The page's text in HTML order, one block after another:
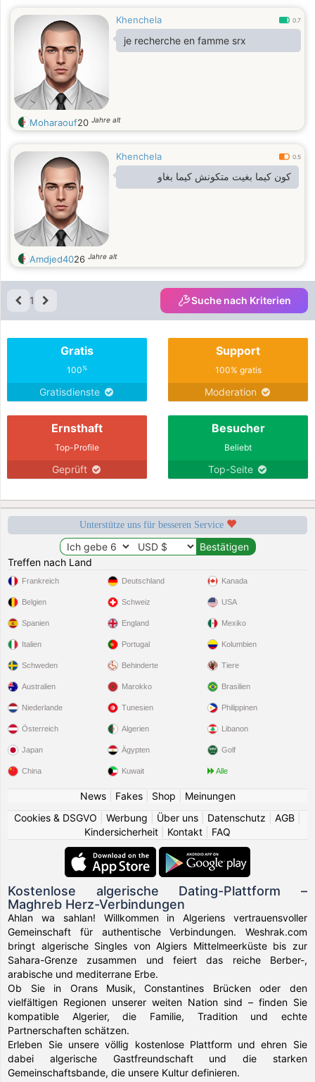
Khenchela 0.7
je recherche en famme srx
Moharaouf20 Jahre alt
Khenchela 0.5
كون كيما بغيت متكونش كيما بغاو
Amdjed4026 Jahre alt
1 Suche nach Kriterien
Gratis
100%
Gratisdienste
Support
100% gratis
Moderation
Ernsthaft
Top-Profile
Geprüft
Besucher
Beliebt
Top-Seite
Unterstütze uns für besseren Service
Treffen nach Land
Frankreich
Belgien
Spanien
Italien
Schweden
Deutschland
Schweiz
England
Portugal
Behinderte
Kanada
USA
Mexiko
Kolumbien
Tiere
Australien
Niederlande
Österreich
Japan
China
Marokko
Tunesien
Algerien
Ägypten
Kuwait
Brasilien
Philippinen
Libanon
Golf
Alle
News| Fakes| Shop
Meinungen
Cookies & DSGVO
Werbung Über uns Datenschutz AGB
Kindersicherheit
Kontakt FAQ
Kostenlose algerische Dating-Plattform –
Maghreb Herz-Verbindungen
Ahlan wa sahlan! Willkommen in Algeriens vertrauensvoller
Gemeinschaft für authentische Verbindungen. Weshrak.com
bringt algerische Singles von Algiers Mittelmeerküste bis zur
Sahara-Grenze zusammen und feiert das reiche Berber-,
arabische und mediterrane Erbe.
Ob Sie in Orans Musik, Constantines Brücken oder den
vielfältigen Regionen unserer weiten Nation sind – finden Sie
kompatible Algerier, die Familie, Tradition und echte
Partnerschaften schätzen.
Erleben Sie unsere völlig kostenlose Plattform und ehren Sie
dabei algerische Gastfreundschaft und die starken
Gemeinschaftsbande, die unsere Kultur definieren.